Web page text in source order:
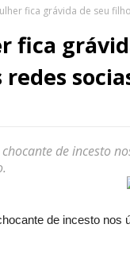
fica grávida de seu
fica
de incesto
de incesto